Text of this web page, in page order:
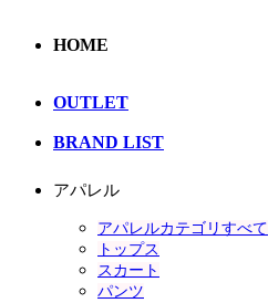
HOME
OUTLET
BRAND LIST
アパレル
アパレルカテゴリすべて
トップス
スカート
パンツ